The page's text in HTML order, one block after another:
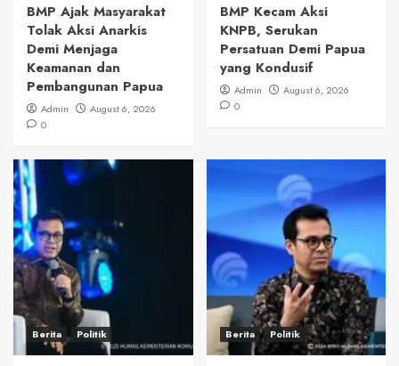
BMP Ajak Masyarakat
Tolak Aksi Anarkis
Demi Menjaga
Keamanan dan
Pembangunan Papua
Admin
August 6, 2026
0
BMP Kecam Aksi
KNPB, Serukan
Persatuan Demi Papua
yang Kondusif
Admin
August 6, 2026
0
Berita Politik Berita Politik